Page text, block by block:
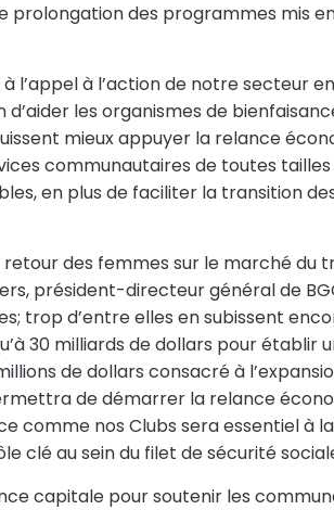
prolongation des programmes mis
l’appel à l’action de notre secteur
les organismes de
mieux appuyer la relance
communautaires de toutes
en plus de faciliter la transition
des femmes sur le marché du
président-directeur général de
trop d’entre elles en subissent
30 milliards de dollars pour établir
de dollars consacré à
de démarrer la relance
comme nos Clubs sera essentiel à
clé au sein du filet de sécurité
capitale pour soutenir les